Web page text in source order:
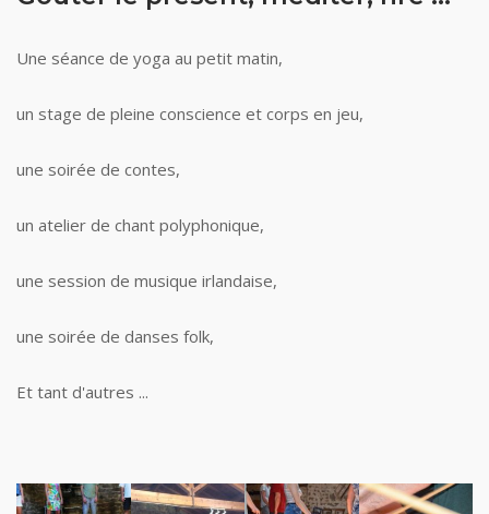
Une séance de yoga au petit matin,
un stage de pleine conscience et corps en jeu,
une soirée de contes,
un atelier de chant polyphonique,
une session de musique irlandaise,
une soirée de danses folk,
Et tant d'autres ...